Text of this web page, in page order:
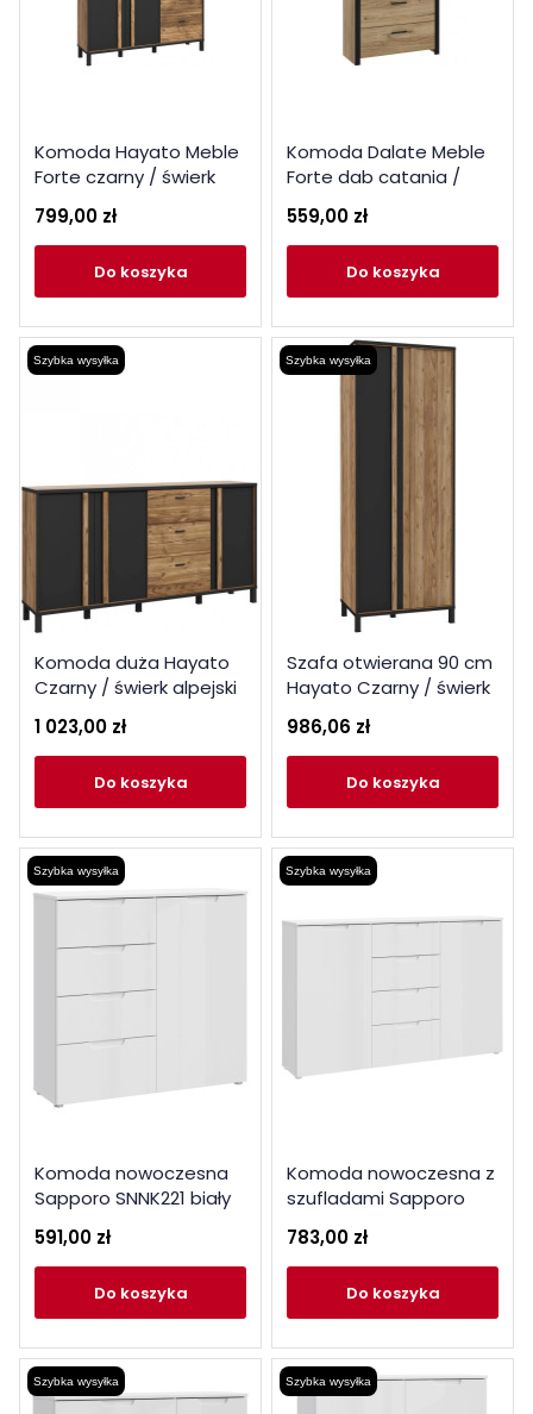
Komoda Hayato Meble
Forte czarny / świerk
alpejski
799,00 zł
do koszyka
Komoda Dalate Meble
Forte dab catania /
czarny
559,00 zł
do koszyka
Szybka wysyłka
Komoda duża Hayato
Czarny / świerk alpejski
Meble Forte
1 023,00 zł
do koszyka
Szybka wysyłka
Szafa otwierana 90 cm
Hayato Czarny / świerk
alpejski Meble Forte
986,06 zł
do koszyka
Szybka wysyłka
Komoda nowoczesna
Sapporo SNNK221 biały
591,00 zł
do koszyka
Szybka wysyłka
Komoda nowoczesna z
szufladami Sapporo
SNNK221 biały
783,00 zł
do koszyka
Szybka wysyłka Szybka wysyłka